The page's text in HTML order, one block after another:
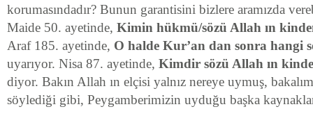
korumasındadır? Bunun garantisini bizlere aramızda
Maide 50. ayetinde, Kimin hükmü/sözü Allah ın
Araf 185. ayetinde, O halde Kur’an dan sonra hangi
uyarıyor. Nisa 87. ayetinde, Kimdir sözü Allah ın
diyor. Bakın Allah ın elçisi yalnız nereye uymuş, bakalım
söylediği gibi, Peygamberimizin uyduğu başka